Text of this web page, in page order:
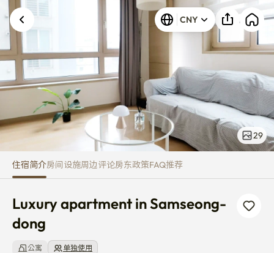
Luxury apartment in CNY
29
住宿简介房间设施周边评论房东政策FAQ推荐
Luxury apartment in Samseong-
dong
公寓 单独使用
发生未知错误。请重试。